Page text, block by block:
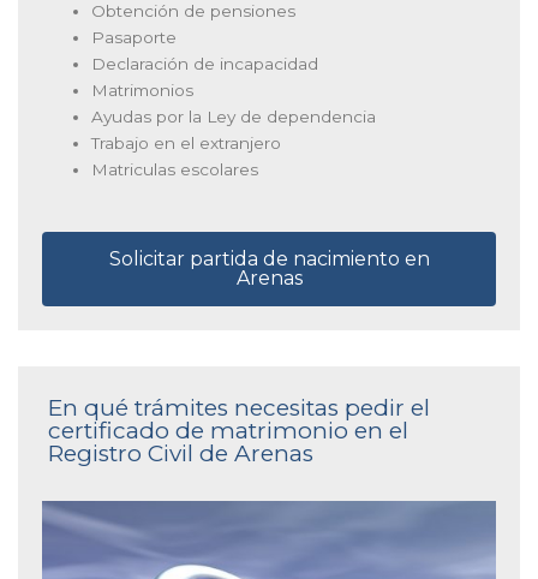
Obtención de pensiones
Pasaporte
Declaración de incapacidad
Matrimonios
Ayudas por la Ley de dependencia
Trabajo en el extranjero
Matriculas escolares
Solicitar partida de nacimiento en
Arenas
En qué trámites necesitas pedir el
certificado de matrimonio en el
Registro Civil de Arenas